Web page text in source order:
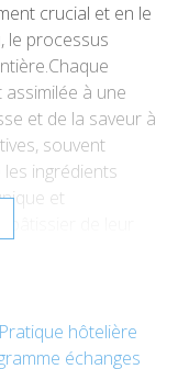
crucial et en le
le processus
à une
et de la saveur à
souvent
ingrédients
et
de leur
leur discours avec
gourmet,
de leur
hôtelière
échanges